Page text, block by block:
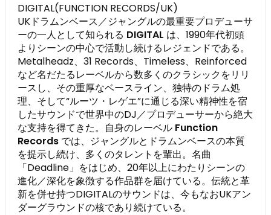
DIGITAL(FUNCTION RECORDS/UK)
UKドラムンベース／ジャングルの最重要プロデューサ
ーの一人として知られる DIGITAL は、1990年代初頭
よりシーンの中心で活動し続けるレジェンドである。
Metalheadz、31 Records、Timeless、Reinforced
など名だたるレーベルから数多くのクラシックをリリ
ースし、その重厚なベースライン、独特のドラム処
理、そして“ルーツ・レゲエ”に通じる深い精神性を宿
したサウンドで世界中のDJ／プロデューサーから絶大
な支持を得てきた。自身のレーベル Function
Records では、ジャングルとドラムンベースの本質
を提示し続け、多くのタレントを輩出。名曲
「Deadline」をはじめ、20年以上にわたりシーンの
進化／深化を象徴する作品群を届けている。伝統と革
新を併せ持つDIGITALのサウンドは、今もなおUKアン
ダーグラウンドの核であり続けている。